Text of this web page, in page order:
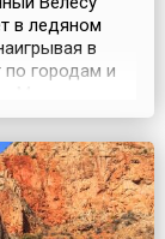
в ледяном
в
городам и
а на скотину